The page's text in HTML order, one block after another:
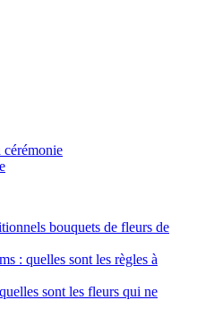
bouquets de fleurs de
: quelles sont les règles à
sont les fleurs qui ne